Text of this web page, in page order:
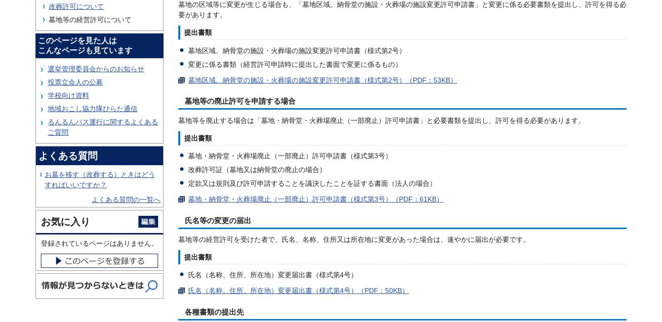
墓地の区域等に変更が生じる場合も、「墓地区域。納骨堂の施設・火葬場の施設変更許可申請書」と変更に係る必要書類を提出し、許可を得る必
要があります。
提出書類
墓地区域。納骨堂の施設・火葬場の施設変更許可申請書（様式第2号）
変更に係る書類（経営許可申請時に提出した書面で変更に係るもの）
墓地区域。納骨堂の施設・火葬場の施設変更許可申請書（様式第2号）（PDF：53KB）
墓地等の廃止許可を申請する場合
墓地等を廃止する場合は「墓地・納骨堂・火葬場廃止（一部廃止）許可申請書」と必要書類を提出し、許可を得る必要があります。
提出書類
墓地・納骨堂・火葬場廃止（一部廃止）許可申請書（様式第3号）
改葬許可証（墓地又は納骨堂の廃止の場合）
定款又は規則及び許可申請することを議決したことを証する書面（法人の場合）
墓地・納骨堂・火葬場廃止（一部廃止）許可申請書（様式第3号）（PDF：61KB）
氏名等の変更の届出
墓地等の経営許可を受けた者で、氏名、名称、住所又は所在地に変更があった場合は、速やかに届出が必要です。
提出書類
氏名（名称、住所、所在地）変更届出書（様式第4号）
氏名（名称、住所、所在地）変更届出書（様式第4号）（PDF：50KB）
各種書類の提出先
改葬許可について
墓地等の経営許可について
このページを見た人は
こんなページも見ています
選挙管理委員会からのお知らせ
投票立会人の公募
学校向け資料
地域おこし協力隊ひらた通信
るんるんバス運行に関するよくある
ご質問
よくある質問
お墓を移す（改葬する）ときはどう
すればいいですか？
よくある質問の一覧へ
お気に入り
登録されているページはありません。